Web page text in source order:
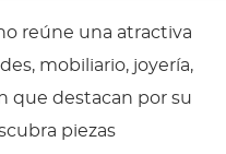
reúne una atractiva
mobiliario, joyería,
que destacan por su
piezas